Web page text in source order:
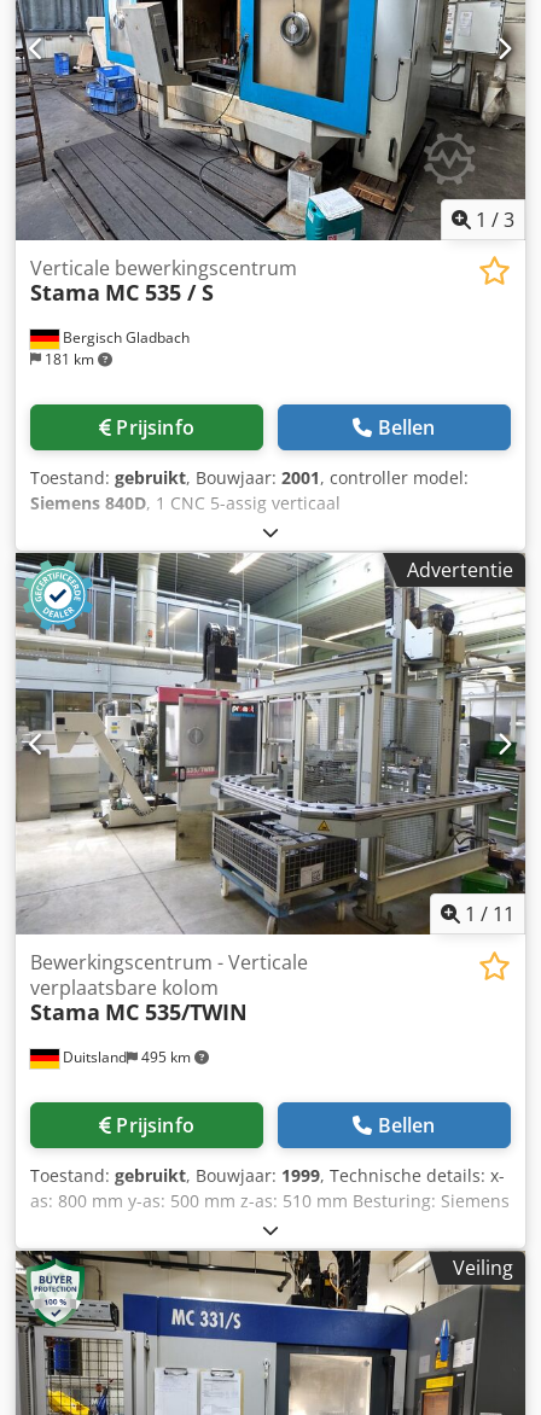
UITRUSTING Gereedschapsbreukcontrole Filterunit: Knoll,
type VRF 300/800 Spaanafvoer: Knoll, type 340 K-1/100
1 /3
Bergisch Gladbach
181 km
Verticale bewerkingscentrum
Stama MC 535 / S
Prijsinfo Bellen
Toestand: gebruikt, Bouwjaar: 2001, controller model:
Siemens 840D, 1 CNC 5-assig verticaal
bewerkingscentrum, fabr. Stama, type MC 535/S, met vast
gemonteerde indexeertafel, SK-40, 42-voudige
gereedschaphouder, gereedschapsbreukbewaking,
bouwjaar 2001, machinenummer 5351126, besturing
Siemens 840 D, met filterunit Knoll VRF 300/800, met
spanentransporteur Knoll 340 K-1/100. Crjdpfoy Nb Syox
Ac Aef
Advertentie
1 / 11
Duitsland 495 km
Bewerkingscentrum - Verticale
verplaatsbare kolom
Stama MC 535/TWIN
Prijsinfo Bellen
Toestand: gebruikt, Bouwjaar: 1999, Technische details: x-
as: 800 mm y-as: 500 mm z-as: 510 mm Besturing: Siemens
840D Spiltoerental: 36 - 10000 tpm Gereedschapsmagazijn
met: 42 gereedschappen Gereedschapsklemming: 12000 N
Gereedschapshouder: SK40 Koppel op de spindel: 102 Nm
Crsdpfx Aeu Id Rbec Aof Traploze aanzet: X/Y/Z: min./max.:
1/10000 / 1/10000 / 1-10000 mm ijlgang: X/Y/Z: 40/40/40
m/min. Spanning: 400 / 50 V / Hz Totaal benodigd
vermogen: 70 kW BEWERKINGSCENTRUM MET BEWEGENDE
KOLOM MET HOGE PRESTATIES Koelsysteem met
Veiling